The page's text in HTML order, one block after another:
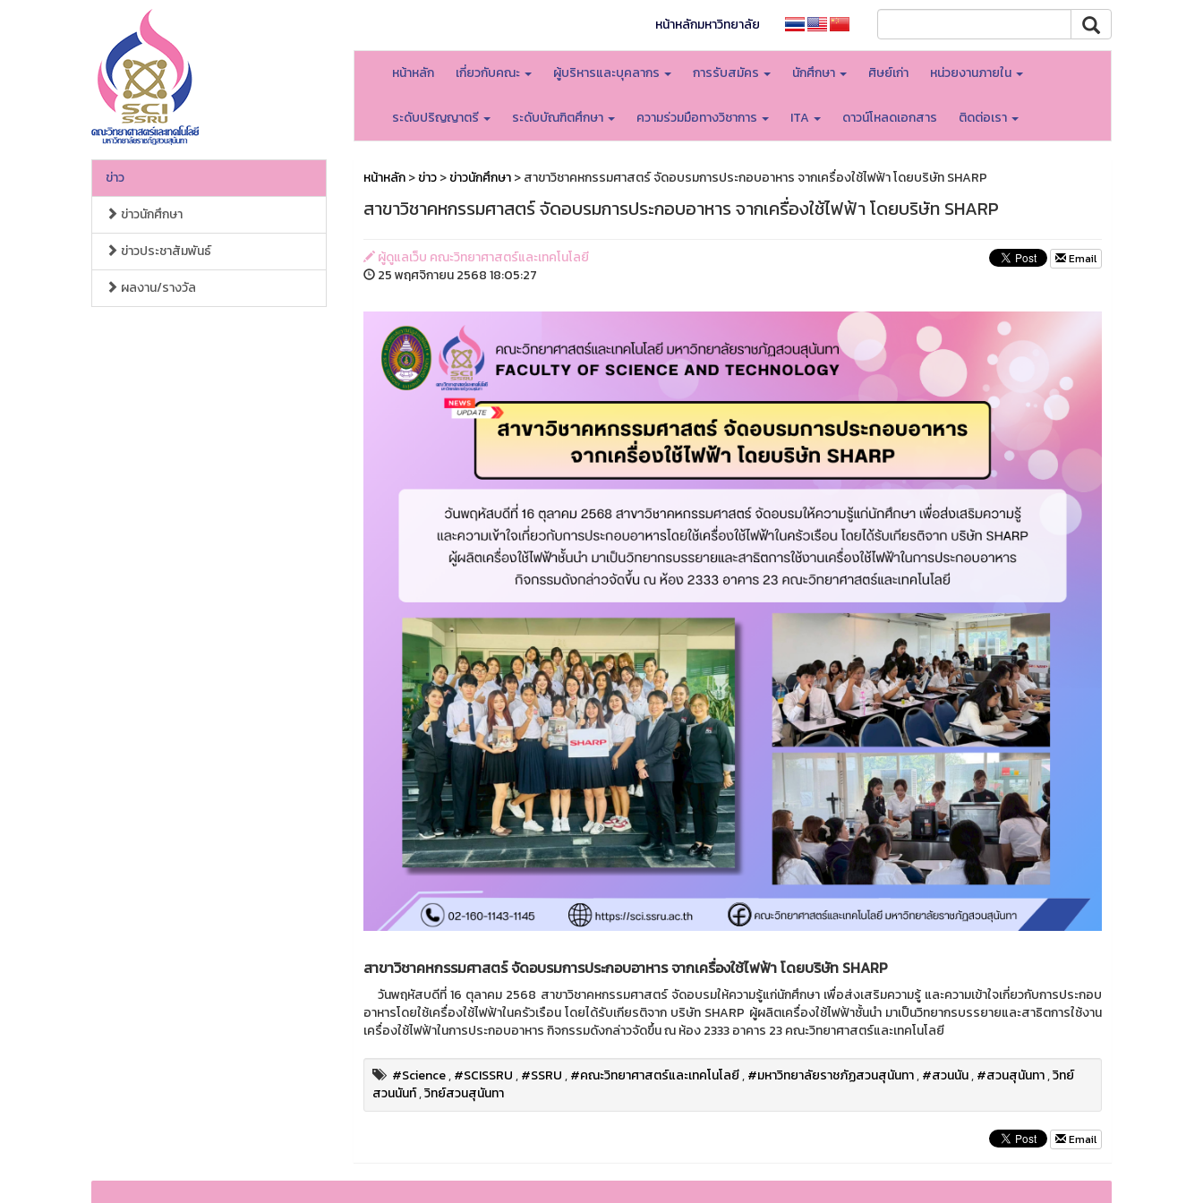
หน้าหลักมหาวิทยาลัย
หน้าหลัก เกี่ยวกับคณะ ผู้บริหารและบุคลากร การรับสมัคร นักศึกษา ศิษย์เก่า หน่วยงานภายใน
ระดับปริญญาตรี ระดับบัณฑิตศึกษา ความร่วมมือทางวิชาการ ITA ดาวน์โหลดเอกสาร ติดต่อเรา
ข่าว
ข่าวนักศึกษา
ข่าวประชาสัมพันธ์
ผลงาน/รางวัล
หน้าหลัก>ข่าว>ข่าวนักศึกษา> สาขาวิชาคหกรรมศาสตร์ จัดอบรมการประกอบอาหาร จากเครื่องใช้ไฟฟ้า โดยบริษัท SHARP
สาขาวิชาคหกรรมศาสตร์ จัดอบรมการประกอบอาหาร จากเครื่องใช้ไฟฟ้า โดยบริษัท SHARP
ผู้ดูแลเว็บ คณะวิทยาศาสตร์และเทคโนโลยี
25 พฤศจิกายน 2568 18:05:27
Email
สาขาวิชาคหกรรมศาสตร์ จัดอบรมการประกอบอาหาร จากเครื่องใช้ไฟฟ้า โดยบริษัท SHARP
วันพฤหัสบดีที่ 16 ตุลาคม 2568 สาขาวิชาคหกรรมศาสตร์ จัดอบรมให้ความรู้แก่นักศึกษา เพื่อส่งเสริมความรู้ และความเข้าใจเกี่ยวกับการประกอบ
อาหารโดยใช้เครื่องใช้ไฟฟ้าในครัวเรือน โดยได้รับเกียรติจาก บริษัท SHARP ผู้ผลิตเครื่องใช้ไฟฟ้าชั้นนำ มาเป็นวิทยากรบรรยายและสาธิตการใช้งาน
เครื่องใช้ไฟฟ้าในการประกอบอาหาร กิจกรรมดังกล่าวจัดขึ้น ณ ห้อง 2333 อาคาร 23 คณะวิทยาศาสตร์และเทคโนโลยี
#Science,#SCISSRU,#SSRU,#คณะวิทยาศาสตร์และเทคโนโลยี,#มหาวิทยาลัยราชภัฏสวนสุนันทา,#สวนนัน,#สวนสุนันทา,วิทย์
สวนนันท์,วิทย์สวนสุนันทา
Email